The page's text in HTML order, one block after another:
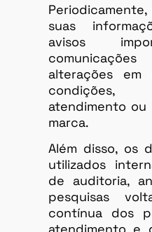
suas
avisos
alterações em
atendimento
marca.
Além disso, os
utilizados
de auditoria,
pesquisas
contínua dos